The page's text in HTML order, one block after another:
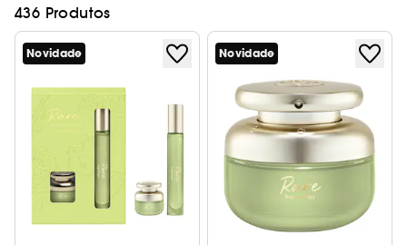
436 Produtos
Novidade Novidade